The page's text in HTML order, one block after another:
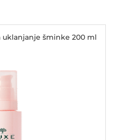
uklanjanje šminke 200 ml